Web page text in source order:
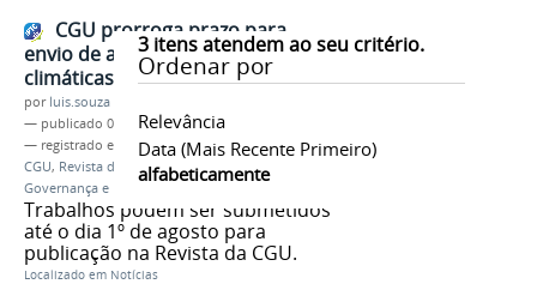
3itens atendem ao seu critério.
Ordenar por
Relevância
Data (mais Recente Primeiro)
alfabeticamente
CGU prorroga prazo para
envio de artigos sobre mudanças
climáticas
por luis.souza
— publicado 08/07/2025
— registrado em:
Controladoria-Geral da União,
CGU, Revista da CGU, Mudanças Climáticas:
Governança e Integridade Socioambiental
Trabalhos podem ser submetidos
até o dia 1º de agosto para
publicação na Revista da CGU.
Localizado em Notícias